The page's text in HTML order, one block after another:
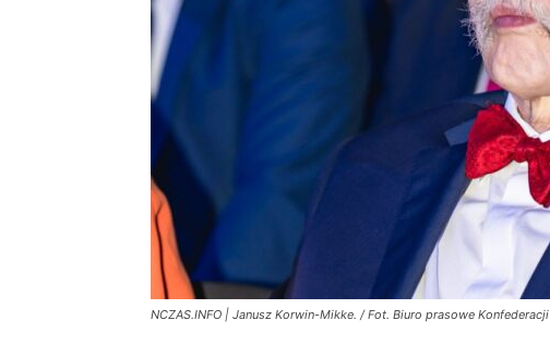
NCZAS.INFO | Janusz Korwin-Mikke. / Fot. Biuro prasowe Konfederacji